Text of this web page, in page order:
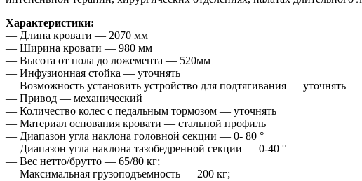
Характеристики:
— Длина кровати — 2070 мм
— Ширина кровати — 980 мм
— Высота от пола до ложемента — 520мм
— Инфузионная стойка — уточнять
— Возможность установить устройство для подтягивания — уточнять
— Привод — механический
— Количество колес с педальным тормозом — уточнять
— Материал основания кровати — стальной профиль
— Диапазон угла наклона головной секции — 0- 80 °
— Диапазон угла наклона тазобедренной секции — 0-40 °
— Вес нетто/брутто — 65/80 кг;
— Максимальная грузоподъемность — 200 кг;